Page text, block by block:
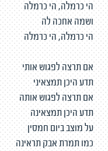
הי כרמלה, הי כרמלה
ושמה אחכה לה
הי כרמלה, הי כרמלה
אם תרצה לפגוש אותי
תדע היכן תמצאיני
אם תרצה לפגוש אותה
תדע היכן תמצאינה
על מוצב ביום חמסין
כמו תמרת אבק תראינה